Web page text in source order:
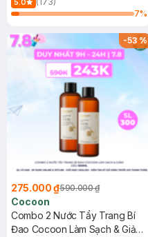
5.0
7%
-53%
275.000 ₫590.000 ₫
Cocoon
Combo 2 Nước Tẩy Trang Bí
Đao Cocoon Làm Sạch & Giảm